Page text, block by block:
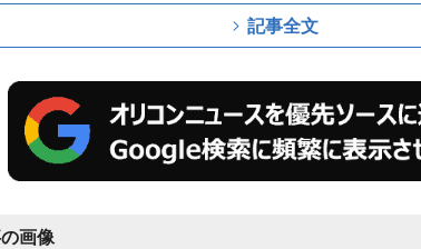
前のめりだからね」と暴露すると、花澤は
すか?」と聞かれると、花澤は間髪入れずに
のゲストの
アルコ&ピースさん」とまさかの告
オは騒然となり、観客は大爆笑。澤部は「明
んな」とフォローを入れていた。
記事全文
画像